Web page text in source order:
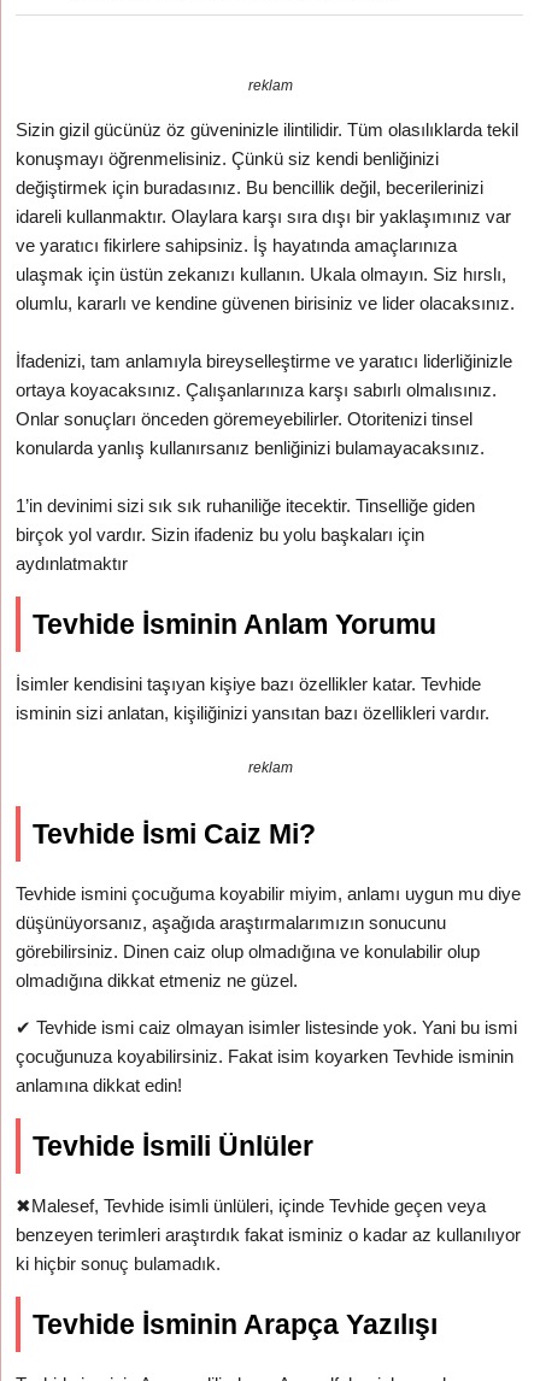
reklam
Sizin gizil gücünüz öz güveninizle ilintilidir. Tüm olasılıklarda tekil
konuşmayı öğrenmelisiniz. Çünkü siz kendi benliğinizi
değiştirmek için buradasınız. Bu bencillik değil, becerilerinizi
idareli kullanmaktır. Olaylara karşı sıra dışı bir yaklaşımınız var
ve yaratıcı fikirlere sahipsiniz. İş hayatında amaçlarınıza
ulaşmak için üstün zekanızı kullanın. Ukala olmayın. Siz hırslı,
olumlu, kararlı ve kendine güvenen birisiniz ve lider olacaksınız.
İfadenizi, tam anlamıyla bireyselleştirme ve yaratıcı liderliğinizle
ortaya koyacaksınız. Çalışanlarınıza karşı sabırlı olmalısınız.
Onlar sonuçları önceden göremeyebilirler. Otoritenizi tinsel
konularda yanlış kullanırsanız benliğinizi bulamayacaksınız.
1’in devinimi sizi sık sık ruhaniliğe itecektir. Tinselliğe giden
birçok yol vardır. Sizin ifadeniz bu yolu başkaları için
aydınlatmaktır
Tevhide İsminin Anlam Yorumu
İsimler kendisini taşıyan kişiye bazı özellikler katar. Tevhide
isminin sizi anlatan, kişiliğinizi yansıtan bazı özellikleri vardır.
reklam
Tevhide İsmi Caiz Mi?
Tevhide ismini çocuğuma koyabilir miyim, anlamı uygun mu diye
düşünüyorsanız, aşağıda araştırmalarımızın sonucunu
görebilirsiniz. Dinen caiz olup olmadığına ve konulabilir olup
olmadığına dikkat etmeniz ne güzel.
✔ Tevhide ismi caiz olmayan isimler listesinde yok. Yani bu ismi
çocuğunuza koyabilirsiniz. Fakat isim koyarken Tevhide isminin
anlamına dikkat edin!
Tevhide İsmili Ünlüler
✖Malesef, Tevhide isimli ünlüleri, içinde Tevhide geçen veya
benzeyen terimleri araştırdık fakat isminiz o kadar az kullanılıyor
ki hiçbir sonuç bulamadık.
Tevhide İsminin Arapça Yazılışı